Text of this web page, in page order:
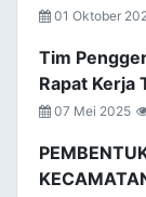
01 Oktober
Tim
Rapat Kerja
07 Mei 2025